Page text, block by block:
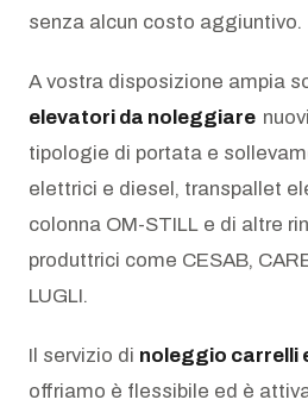
senza alcun costo aggiuntivo.
A vostra disposizione ampia
elevatori da noleggiare
tipologie di portata e
elettrici e diesel, transpallet
colonna OM-STILL e di altre
produttrici come CESAB,
LUGLI.
Il servizio di noleggio carrelli
offriamo è flessibile ed è